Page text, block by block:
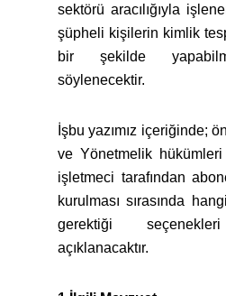
sektörü aracılığıyla
şüpheli kişilerin kimlik
bir şekilde
söylenecektir.
İşbu yazımız içeriğinde;
ve Yönetmelik
işletmeci tarafından
kurulması sırasında
gerektiği
açıklanacaktır.